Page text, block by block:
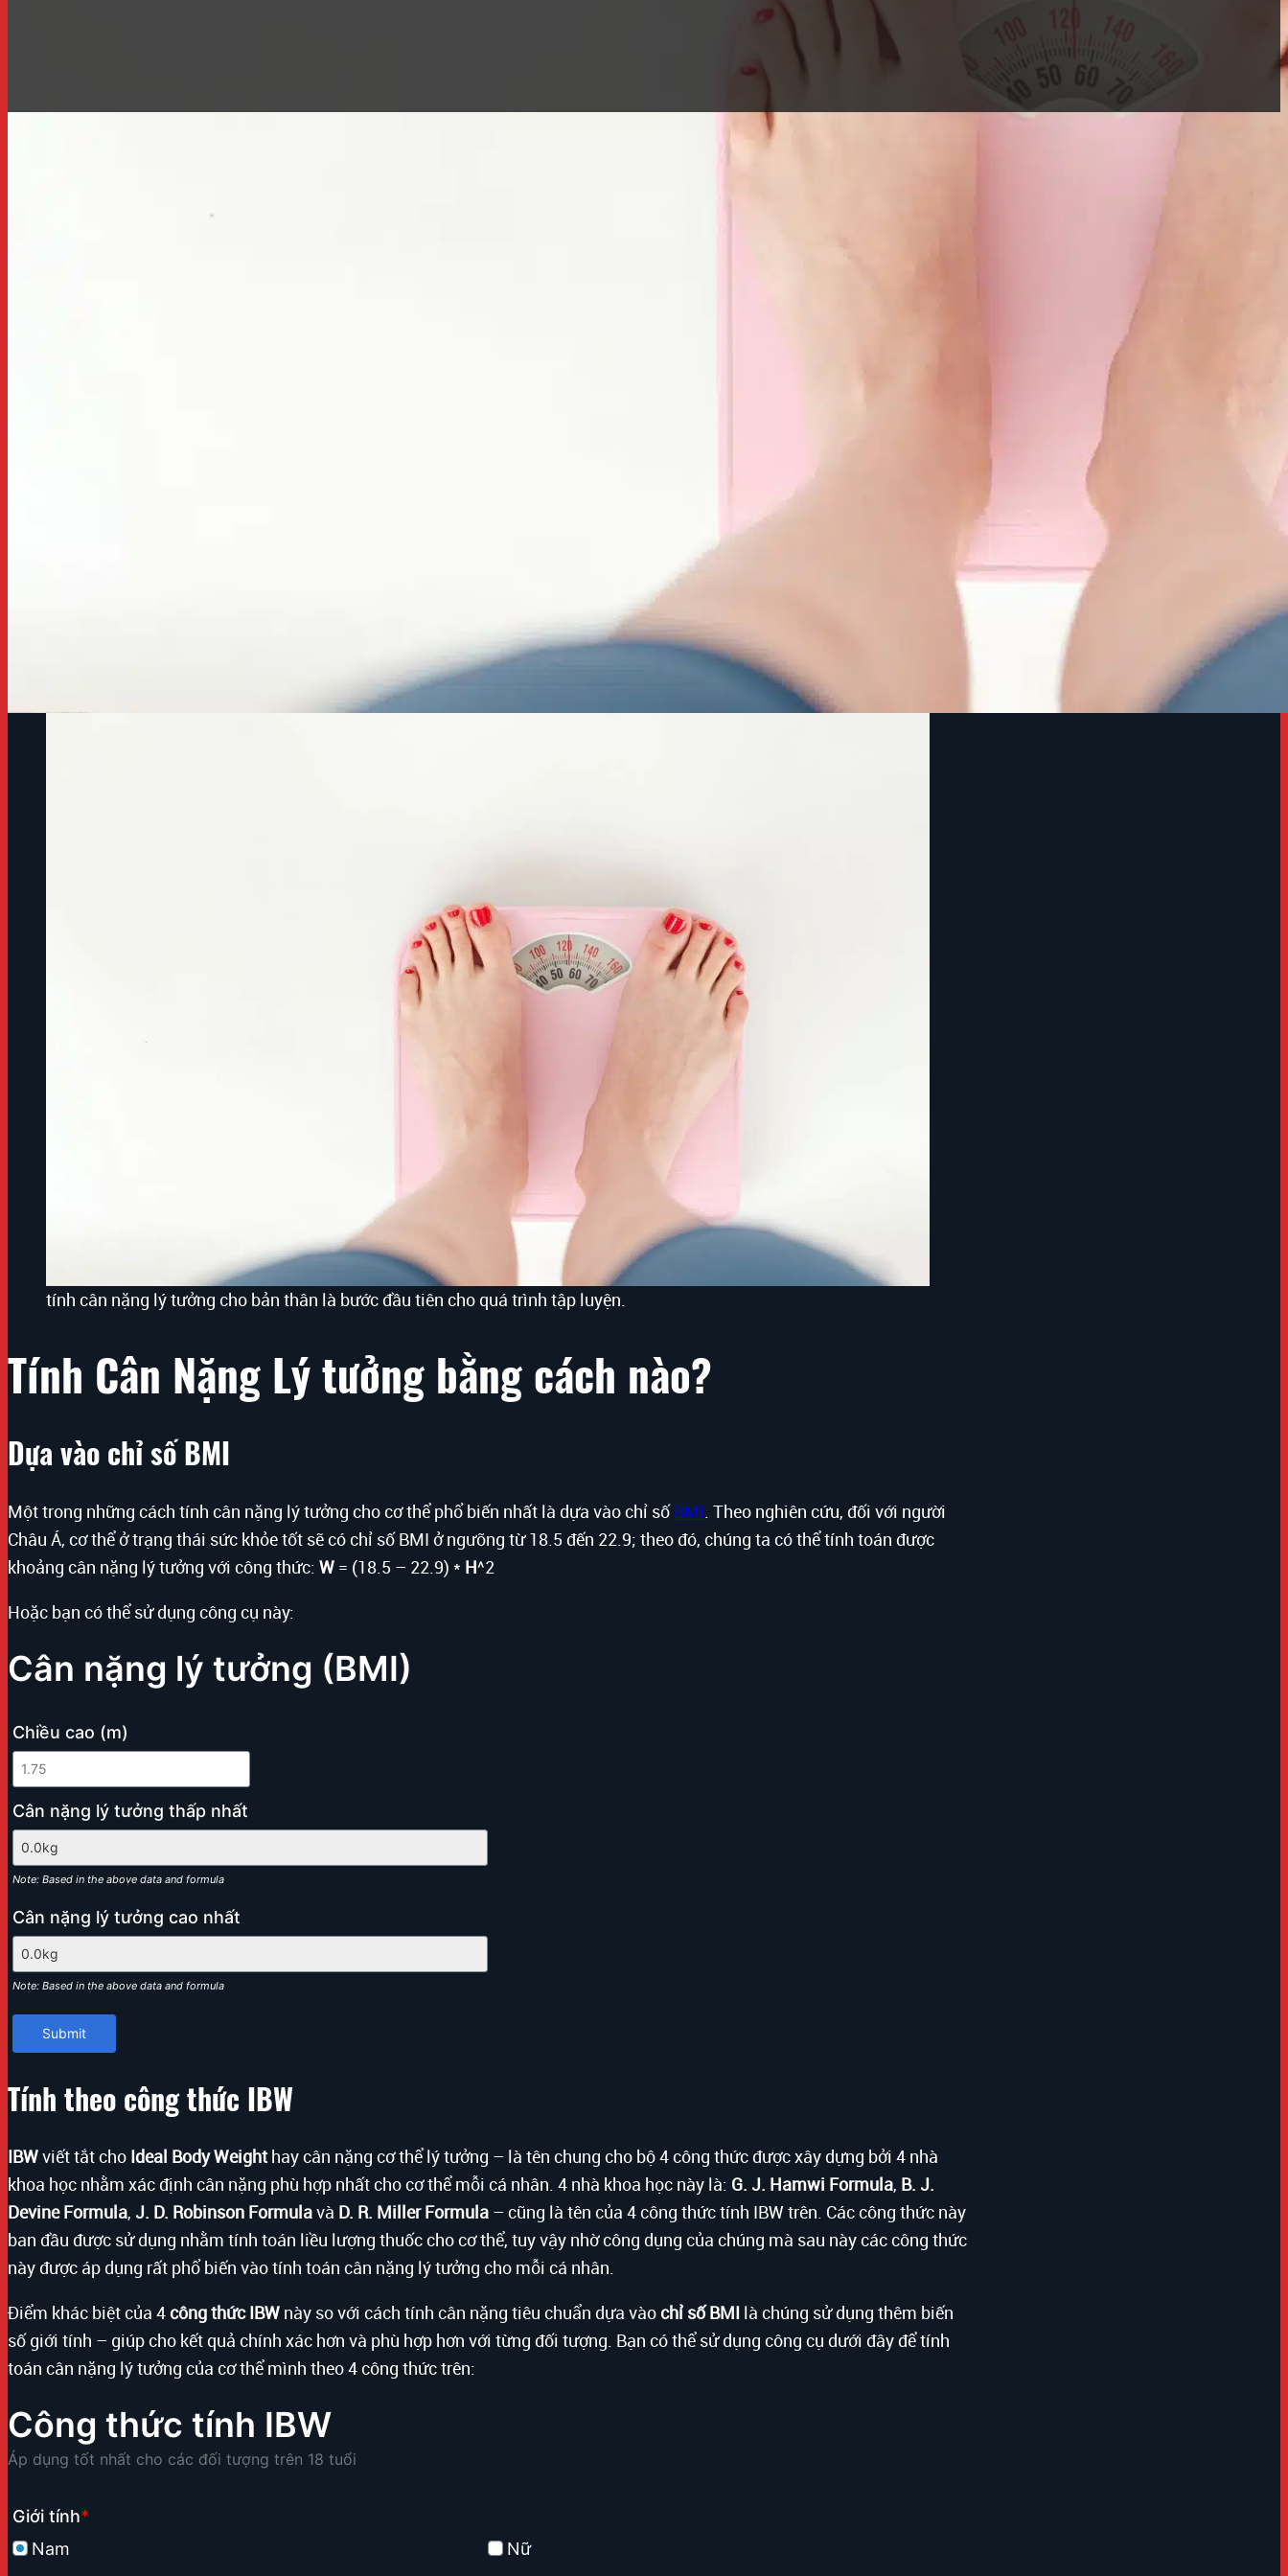
Cách Tính Cân Nặng Lý Tưởng.
thể có sự khác biệt thế nào. Việc này sẽ trực tiếp ảnh hưởng lên chế độ ăn uống và tập luyện, cũng như kết quả cuối cùng. Ví dụ:
Nếu như cân nặng hiện tại của bạn đang ở trong ngưỡng cân nặng lý tưởng và cơ thể bạn vẫn có các dấu hiệu thừa
mỡ hay số đo các vòng không khoa học, bạn cần có một chế độ tập luyện và dinh dưỡng nhắm tới cải thiện tỷ lệ cơ –
mỡ hơn là chăm chăm nhắm vào các bài tập cardio đốt mỡ. Chế độ tập luyện với mục tiêu đúng sẽ nhanh chóng
mang lại hiệu quả rõ ràng hơn, giúp bạn có tinh thần tập luyện tích cực hơn.
tính cân nặng lý tưởng cho bản thân là bước đầu tiên cho quá trình tập luyện.
Tính Cân Nặng Lý tưởng bằng cách nào?
Dựa vào chỉ số BMI
Một trong những cách tính cân nặng lý tưởng cho cơ thể phổ biến nhất là dựa vào chỉ sốBMI. Theo nghiên cứu, đối với người
Châu Á, cơ thể ở trạng thái sức khỏe tốt sẽ có chỉ số BMI ở ngưỡng từ 18.5 đến 22.9; theo đó, chúng ta có thể tính toán được
khoảng cân nặng lý tưởng với công thức: W = (18.5 – 22.9) * H^2
Hoặc bạn có thể sử dụng công cụ này:
Cân nặng lý tưởng (BMI)
Chiều cao (m)
Cân nặng lý tưởng thấp nhất
Note: Based in the above data and formula
Cân nặng lý tưởng cao nhất
Note: Based in the above data and formula
Submit
Tính theo công thức IBW
IBWviết tắt cho Ideal Body Weighthay cân nặng cơ thể lý tưởng – là tên chung cho bộ 4 công thức được xây dựng bởi 4 nhà
khoa học nhằm xác định cân nặng phù hợp nhất cho cơ thể mỗi cá nhân. 4 nhà khoa học này là: G. J. Hamwi Formula, B. J.
Devine Formula, J. D. Robinson Formulavà D. R. Miller Formula – cũng là tên của 4 công thức tính IBW trên. Các công thức này
ban đầu được sử dụng nhằm tính toán liều lượng thuốc cho cơ thể, tuy vậy nhờ công dụng của chúng mà sau này các công thức
này được áp dụng rất phổ biến vào tính toán cân nặng lý tưởng cho mỗi cá nhân.
Điểm khác biệt của 4công thức IBW này so với cách tính cân nặng tiêu chuẩn dựa vàochỉ số BMI là chúng sử dụng thêm biến
số giới tính – giúp cho kết quả chính xác hơn và phù hợp hơn với từng đối tượng. Bạn có thể sử dụng công cụ dưới đây để tính
toán cân nặng lý tưởng của cơ thể mình theo 4 công thức trên:
Công thức tính IBW
Áp dụng tốt nhất cho các đối tượng trên 18 tuổi
Giới tính*
Nam
Nữ
Tính theo công thức IBW
Công thức tính IBW mới
Dinh Dưỡng & sinh hoạt
Kỹ thuật
Nội dung võ thuật, tập luyện
chung
Thông báo